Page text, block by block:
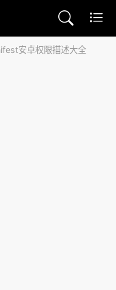
安卓权限描述大全